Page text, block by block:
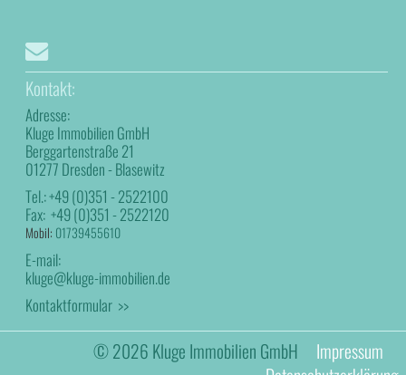
Kontakt:
Adresse:
Kluge Immobilien GmbH
Berggartenstraße 21
01277 Dresden - Blasewitz
Tel.:+49 (0)351 - 2522100
Fax:+49 (0)351 - 2522120
Mobil: 01739455610
E-mail:
kluge@kluge-immobilien.de
Kontaktformular >>
© 2026 Kluge Immobilien GmbH Impressum